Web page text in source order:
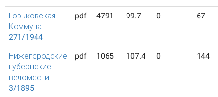
Горьковская
Коммуна
271/1944
pdf 4791 99.7 0 67
Нижегородские
губернские
ведомости
3/1895
pdf 1065 107.4 0 144